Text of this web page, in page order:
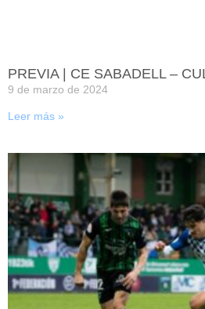
PREVIA | CE SABADELL –
9 de marzo de 2024
Leer más »